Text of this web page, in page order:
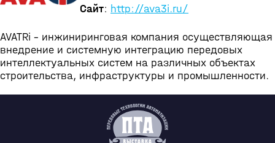
Сайт: http://ava3i.ru/
AVATRi – инжиниринговая компания осуществляющая
внедрение и системную интеграцию передовых
интеллектуальных систем на различных объектах
строительства, инфраструктуры и промышленности.